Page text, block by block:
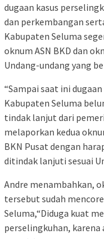
dugaan kasus
dan perkembangan
Kabupaten Seluma
oknum ASN BKD dan
Undang-undang yang
“Sampai saat ini
Kabupaten Seluma
tindak lanjut dari
melaporkan kedua
BKN Pusat dengan
ditindak lanjuti sesuai
Andre menambahkan,
tersebut sudah
Seluma,“Diduga kuat
perselingkuhan, karena